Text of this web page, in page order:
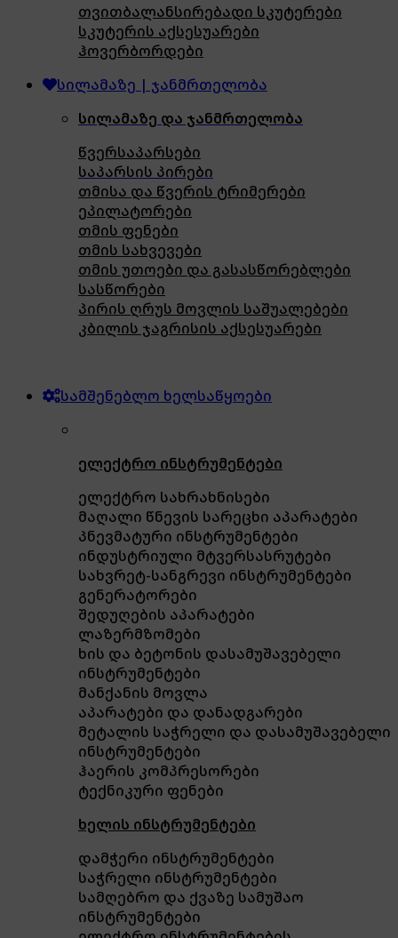
თვითბალანსირებადი სკუტერები
სკუტერის აქსესუარები
ჰოვერბორდები
სილამაზე | ჯანმრთელობა
სილამაზე და ჯანმრთელობა
წვერსაპარსები
საპარსის პირები
თმისა და წვერის ტრიმერები
ეპილატორები
თმის ფენები
თმის სახვევები
თმის უთოები და გასასწორებლები
სასწორები
პირის ღრუს მოვლის საშუალებები
კბილის ჯაგრისის აქსესუარები
სამშენებლო ხელსაწყოები
ელექტრო ინსტრუმენტები
ელექტრო სახრახნისები
მაღალი წნევის სარეცხი აპარატები
პნევმატური ინსტრუმენტები
ინდუსტრიული მტვერსასრუტები
სახვრეტ-სანგრევი ინსტრუმენტები
გენერატორები
შედუღების აპარატები
ლაზერმზომები
ხის და ბეტონის დასამუშავებელი
ინსტრუმენტები
მანქანის მოვლა
აპარატები და დანადგარები
მეტალის საჭრელი და დასამუშავებელი
ინსტრუმენტები
ჰაერის კომპრესორები
ტექნიკური ფენები
ხელის ინსტრუმენტები
დამჭერი ინსტრუმენტები
საჭრელი ინსტრუმენტები
სამღებრო და ქვაზე სამუშაო
ინსტრუმენტები